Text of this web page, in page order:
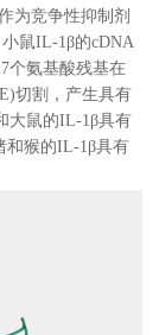
为竞争性抑制剂
鼠IL-1β的cDNA
个氨基酸残基在
切割，产生具有
大鼠的IL-1β具有
和猴的IL-1β具有